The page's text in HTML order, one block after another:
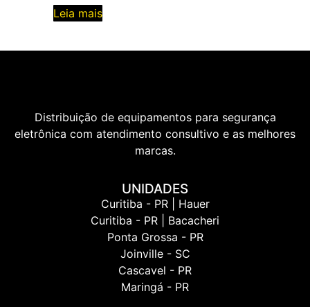
Leia mais
Distribuição de equipamentos para segurança
eletrônica com atendimento consultivo e as melhores
marcas.
UNIDADES
Curitiba - PR | Hauer
Curitiba - PR | Bacacheri
Ponta Grossa - PR
Joinville - SC
Cascavel - PR
Maringá - PR